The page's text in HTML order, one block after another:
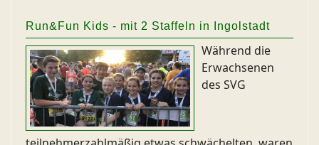
Run&Fun Kids - mit 2 Staffeln in Ingolstadt
Während die
Erwachsenen
des SVG